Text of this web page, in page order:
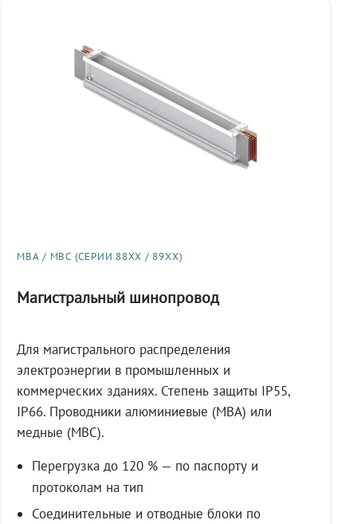
МВА / МВС (СЕРИИ 88XX / 89XX)
Магистральный шинопровод
Для магистрального распределения
электроэнергии в промышленных и
коммерческих зданиях. Степень защиты IP55,
IP66. Проводники алюминиевые (МВА) или
медные (МВС).
Перегрузка до 120 % — по паспорту и
протоколам на тип
Соединительные и отводные блоки по